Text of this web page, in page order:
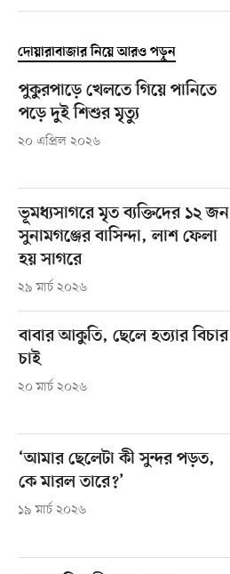
দোয়ারাবাজার নিয়ে আরও পড়ুন
পুকুরপাড়ে খেলতে গিয়ে পানিতে
পড়ে দুই শিশুর মৃত্যু
২০ এপ্রিল ২০২৬
ভূমধ্যসাগরে মৃত ব্যক্তিদের ১২ জন
সুনামগঞ্জের বাসিন্দা, লাশ ফেলা
হয় সাগরে
২৯ মার্চ ২০২৬
বাবার আকুতি, ছেলে হত্যার বিচার
চাই
২০ মার্চ ২০২৬
‘আমার ছেলেটা কী সুন্দর পড়ত,
কে মারল তারে?’
১৯ মার্চ ২০২৬